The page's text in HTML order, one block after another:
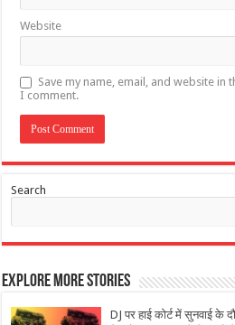
Website
Save my name, email, and website
I comment.
Search
Explore More Stories
DJ पर हाई कोर्ट में सुनवाई के